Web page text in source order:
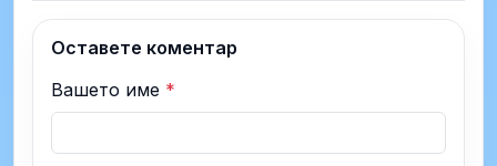
Оставете коментар
Вашето име *